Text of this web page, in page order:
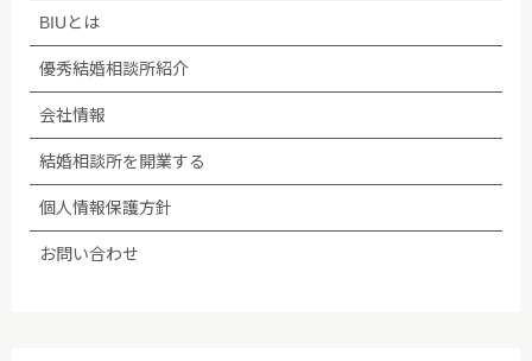
2005年04月01日制定
2009年06月01日改訂
2010年10月27日改訂
2011年07月01日改訂
BIUとは
優秀結婚相談所紹介
会社情報
結婚相談所を開業する
個人情報保護方針
お問い合わせ